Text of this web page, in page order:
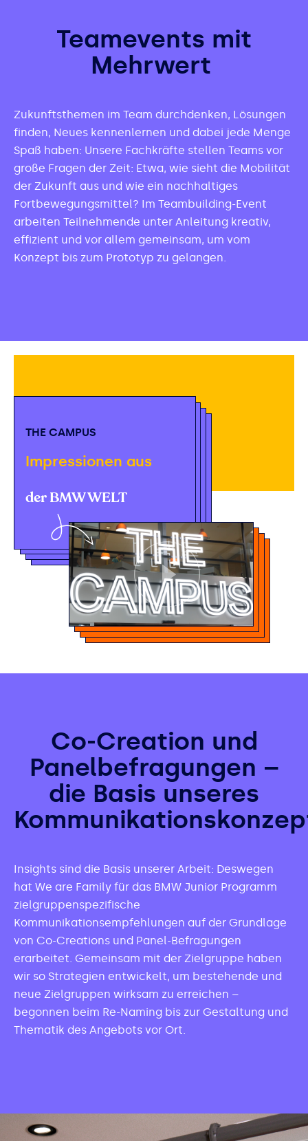
​​​​​​​Teamevents mit
Mehrwert
Zukunftsthemen im Team durchdenken, Lösungen
finden, Neues kennenlernen und dabei jede Menge
Spaß haben: Unsere Fachkräfte stellen Teams vor
große Fragen der Zeit: Etwa, wie sieht die Mobilität
der Zukunft aus und wie ein nachhaltiges
Fortbewegungsmittel? Im Teambuilding-Event
arbeiten Teilnehmende unter Anleitung kreativ,
effizient und vor allem gemeinsam, um vom
Konzept bis zum Prototyp zu gelangen.
THE CAMPUS
Impressionen aus
der BMW WELT
​​​​​​​Co-Creation und
Panelbefragungen –
die Basis unseres
Insights sind die Basis unserer Arbeit: Deswegen
hat We are Family für das BMW Junior Programm
zielgruppenspezifische
Kommunikationsempfehlungen auf der Grundlage
von Co-Creations und Panel-Befragungen
erarbeitet. Gemeinsam mit der Zielgruppe haben
wir so Strategien entwickelt, um bestehende und
neue Zielgruppen wirksam zu erreichen –
begonnen beim Re-Naming bis zur Gestaltung und
Thematik des Angebots vor Ort.